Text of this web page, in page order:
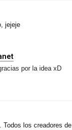
jejeje
por la idea xD
Todos los creadores de